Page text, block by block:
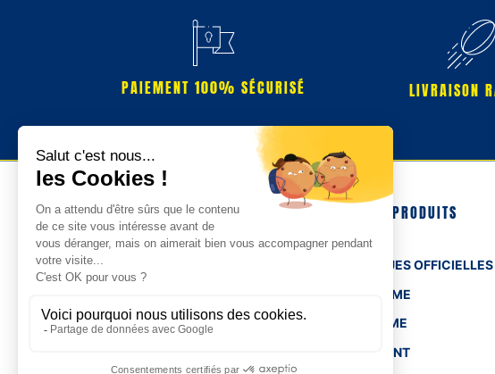
PAIEMENT 100% SÉCURISÉ LIVRAISON
NOS PRODUITS
TENUES OFFICIELLES
HOMME
FEMME
ENFANT